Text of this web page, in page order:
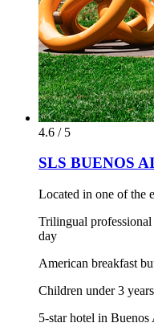
4.6 / 5
SLS BUENOS
Located in one of the
Trilingual professional
day
American breakfast
Children under 3
5-star hotel in